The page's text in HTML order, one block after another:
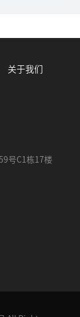
关于我们
号C1栋17楼